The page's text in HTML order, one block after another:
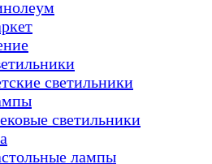
светильники
светильники
лампы